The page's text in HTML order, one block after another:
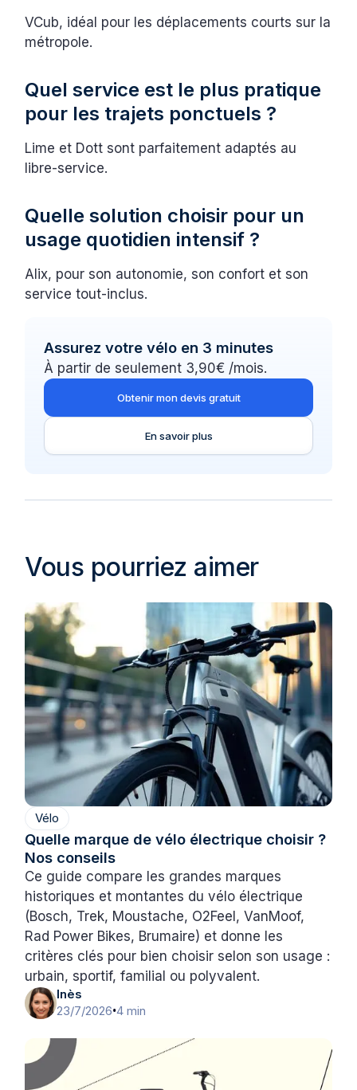
VCub, idéal pour les déplacements courts sur la
métropole.
Quel service est le plus pratique
pour les trajets ponctuels ?
Lime et Dott sont parfaitement adaptés au
libre-service.
Quelle solution choisir pour un
usage quotidien intensif ?
Alix, pour son autonomie, son confort et son
service tout-inclus.
Assurez votre vélo en 3 minutes
À partir de seulement 3,90€ /mois.
Obtenir mon devis gratuit
En savoir plus
Vous pourriez aimer
Vélo
Quelle marque de vélo électrique choisir ?
Nos conseils
Ce guide compare les grandes marques
historiques et montantes du vélo électrique
(Bosch, Trek, Moustache, O2Feel, VanMoof,
Rad Power Bikes, Brumaire) et donne les
critères clés pour bien choisir selon son usage :
urbain, sportif, familial ou polyvalent.
Inès
23/7/2026•4 min